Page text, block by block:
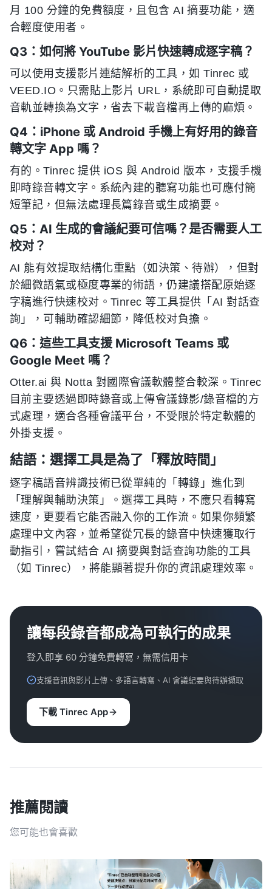
月 100 分鐘的免費額度，且包含 AI 摘要功能，適
合輕度使用者。
Q3：如何將 YouTube 影片快速轉成逐字稿？
可以使用支援影片連結解析的工具，如 Tinrec 或
VEED.IO。只需貼上影片 URL，系統即可自動提取
音軌並轉換為文字，省去下載音檔再上傳的麻煩。
Q4：iPhone 或 Android 手機上有好用的錄音
轉文字 App 嗎？
有的。Tinrec 提供 iOS 與 Android 版本，支援手機
即時錄音轉文字。系統內建的聽寫功能也可應付簡
短筆記，但無法處理長篇錄音或生成摘要。
Q5：AI 生成的會議紀要可信嗎？是否需要人工
校对？
AI 能有效提取結構化重點（如決策、待辦），但對
於細微語氣或極度專業的術語，仍建議搭配原始逐
字稿進行快速校对。Tinrec 等工具提供「AI 對話查
詢」，可輔助確認細節，降低校对負擔。
Q6：這些工具支援 Microsoft Teams 或
Google Meet 嗎？
Otter.ai 與 Notta 對國際會議軟體整合較深。Tinrec
目前主要透過即時錄音或上傳會議錄影/錄音檔的方
式處理，適合各種會議平台，不受限於特定軟體的
外掛支援。
結語：選擇工具是為了「釋放時間」
逐字稿語音辨識技術已從單純的「轉錄」進化到
「理解與輔助決策」。選擇工具時，不應只看轉寫
速度，更要看它能否融入你的工作流。如果你頻繁
處理中文內容，並希望從冗長的錄音中快速獲取行
動指引，嘗試結合 AI 摘要與對話查詢功能的工具
（如 Tinrec），將能顯著提升你的資訊處理效率。
讓每段錄音都成為可執行的成果
登入即享 60 分鐘免費轉寫，無需信用卡
支援音訊與影片上傳、多語言轉寫、AI 會議紀要與待辦擷取
下載 Tinrec App
推薦閱讀
您可能也會喜歡